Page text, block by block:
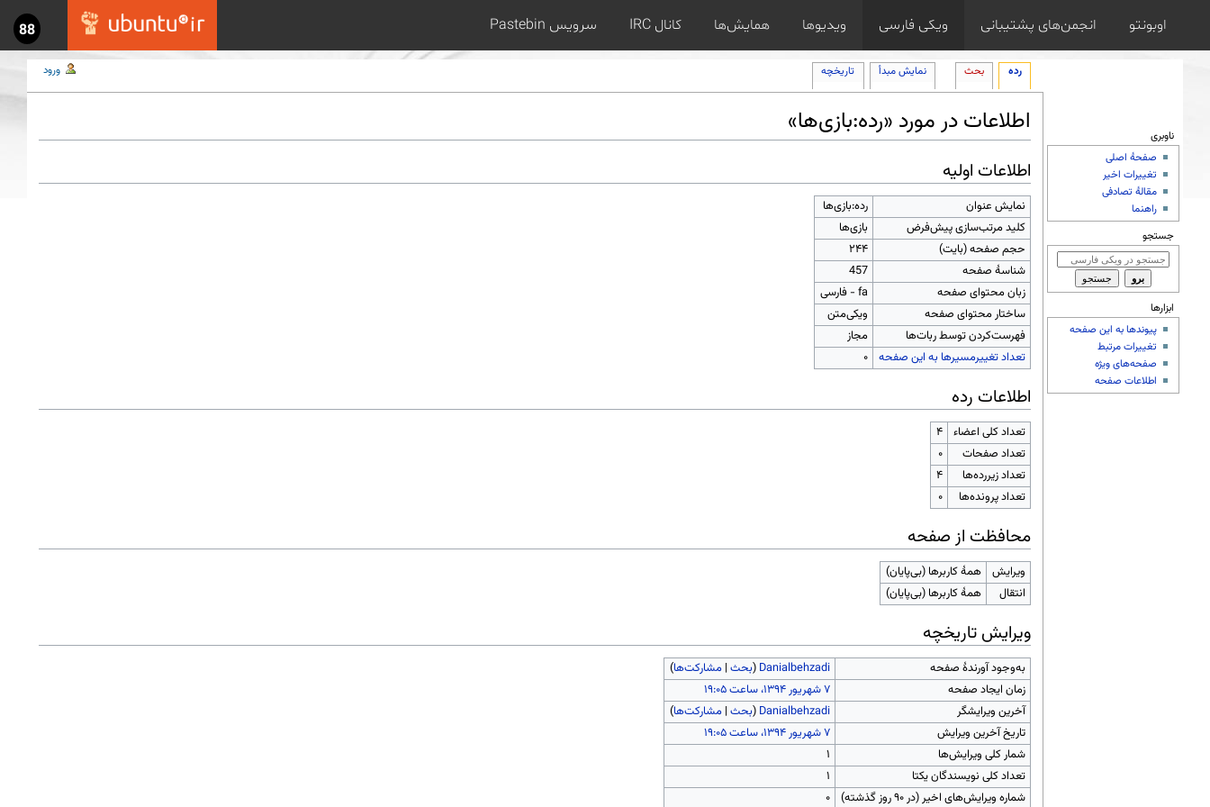
88 اوبونتو انجمن‌های پشتیبانی ویکی فارسی ویدیوها همایش‌ها کانال IRC سرویس Pastebin
اطلاعات در مورد «رده:بازی‌ها»
پرش به:ناوبری،جستجو
اطلاعات اولیه
نمایش عنوان
رده:بازی‌ها
کلید مرتب‌سازی پیش‌فرض
بازی‌ها
حجم صفحه (بایت)
۲۴۴
شناسهٔ صفحه
457
زبان محتوای صفحه
fa - فارسی
ساختار محتوای صفحه
ویکی‌متن
‌فهرست‌کردن توسط ربات‌ها
مجاز
تعداد تغییرمسیرها به این صفحه
۰
اطلاعات رده
تعداد کلی اعضاء
۴
تعداد صفحات
۰
تعداد زیررده‌ها
۴
تعداد پرونده‌ها
۰
محافظت از صفحه
ویرایش
همهٔ کاربرها (بی‌پایان)
انتقال
همهٔ کاربرها (بی‌پایان)
ویرایش تاریخچه
به‌وجود آورندهٔ صفحه Danialbehzadi
(بحث| مشارکت‌ها)
زمان ایجاد صفحه
آخرین ویرایشگر
Danialbehzadi
(بحث| مشارکت‌ها)
تاریخ آخرین ویرایش
شمار کلی ویرایش‌ها
۱
تعداد کلی نویسندگان یکتا
۱
شماره ویرایش‌های اخیر (در ۹۰ روز گذشته)
۰
رده بحث نمایش مبدأ تاریخچه ورود
ناوبری
صفحهٔ اصلی
تغییرات اخیر
مقالهٔ تصادفی
راهنما
جستجو
ابزارها
پیوندها به این صفحه
تغییرات مرتبط
صفحه‌های ویژه
اطلاعات صفحه